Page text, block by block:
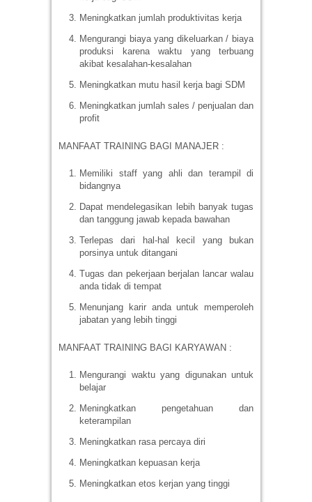
Meningkatkan jumlah produktivitas kerja
Mengurangi biaya yang dikeluarkan / biaya
produksi karena waktu yang terbuang
akibat kesalahan-kesalahan
Meningkatkan mutu hasil kerja bagi SDM
Meningkatkan jumlah sales / penjualan dan
profit
MANFAAT TRAINING BAGI MANAJER :
Memiliki staff yang ahli dan terampil di
bidangnya
Dapat mendelegasikan lebih banyak tugas
dan tanggung jawab kepada bawahan
Terlepas dari hal-hal kecil yang bukan
porsinya untuk ditangani
Tugas dan pekerjaan berjalan lancar walau
anda tidak di tempat
Menunjang karir anda untuk memperoleh
jabatan yang lebih tinggi
MANFAAT TRAINING BAGI KARYAWAN :
Mengurangi waktu yang digunakan untuk
belajar
Meningkatkan pengetahuan dan
keterampilan
Meningkatkan rasa percaya diri
Meningkatkan kepuasan kerja
Meningkatkan etos kerjan yang tinggi